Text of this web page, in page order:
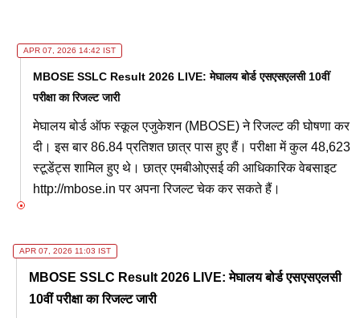
APR 07, 2026 14:42 IST
MBOSE SSLC Result 2026 LIVE: मेघालय बोर्ड एसएसएलसी 10वीं
परीक्षा का रिजल्ट जारी
मेघालय बोर्ड ऑफ स्कूल एजुकेशन (MBOSE) ने रिजल्ट की घोषणा कर
दी। इस बार 86.84 प्रतिशत छात्र पास हुए हैं। परीक्षा में कुल 48,623
स्टूडेंट्स शामिल हुए थे। छात्र एमबीओएसई की आधिकारिक वेबसाइट
http://mbose.in पर अपना रिजल्ट चेक कर सकते हैं।
APR 07, 2026 11:03 IST
MBOSE SSLC Result 2026 LIVE: मेघालय बोर्ड एसएसएलसी
10वीं परीक्षा का रिजल्ट जारी